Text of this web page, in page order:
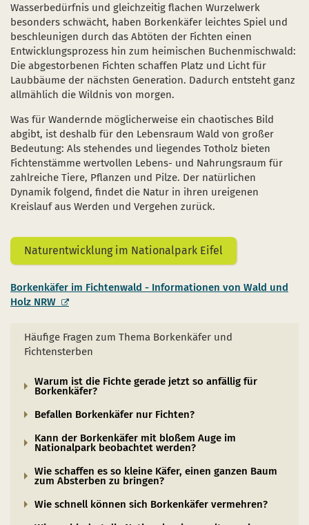
Wasserbedürfnis und gleichzeitig flachen Wurzelwerk
besonders schwächt, haben Borkenkäfer leichtes Spiel und
beschleunigen durch das Abtöten der Fichten einen
Entwicklungsprozess hin zum heimischen Buchenmischwald:
Die abgestorbenen Fichten schaffen Platz und Licht für
Laubbäume der nächsten Generation. Dadurch entsteht ganz
allmählich die Wildnis von morgen.
Was für Wandernde möglicherweise ein chaotisches Bild
abgibt, ist deshalb für den Lebensraum Wald von großer
Bedeutung: Als stehendes und liegendes Totholz bieten
Fichtenstämme wertvollen Lebens- und Nahrungsraum für
zahlreiche Tiere, Pflanzen und Pilze. Der natürlichen
Dynamik folgend, findet die Natur in ihren ureigenen
Kreislauf aus Werden und Vergehen zurück.
Naturentwicklung im Nationalpark Eifel
Borkenkäfer im Fichtenwald - Informationen von Wald und
Holz NRW
Häufige Fragen zum Thema Borkenkäfer und
Fichtensterben
Warum ist die Fichte gerade jetzt so anfällig für
Borkenkäfer?
Befallen Borkenkäfer nur Fichten?
Kann der Borkenkäfer mit bloßem Auge im
Nationalpark beobachtet werden?
Wie schaffen es so kleine Käfer, einen ganzen Baum
zum Absterben zu bringen?
Wie schnell können sich Borkenkäfer vermehren?